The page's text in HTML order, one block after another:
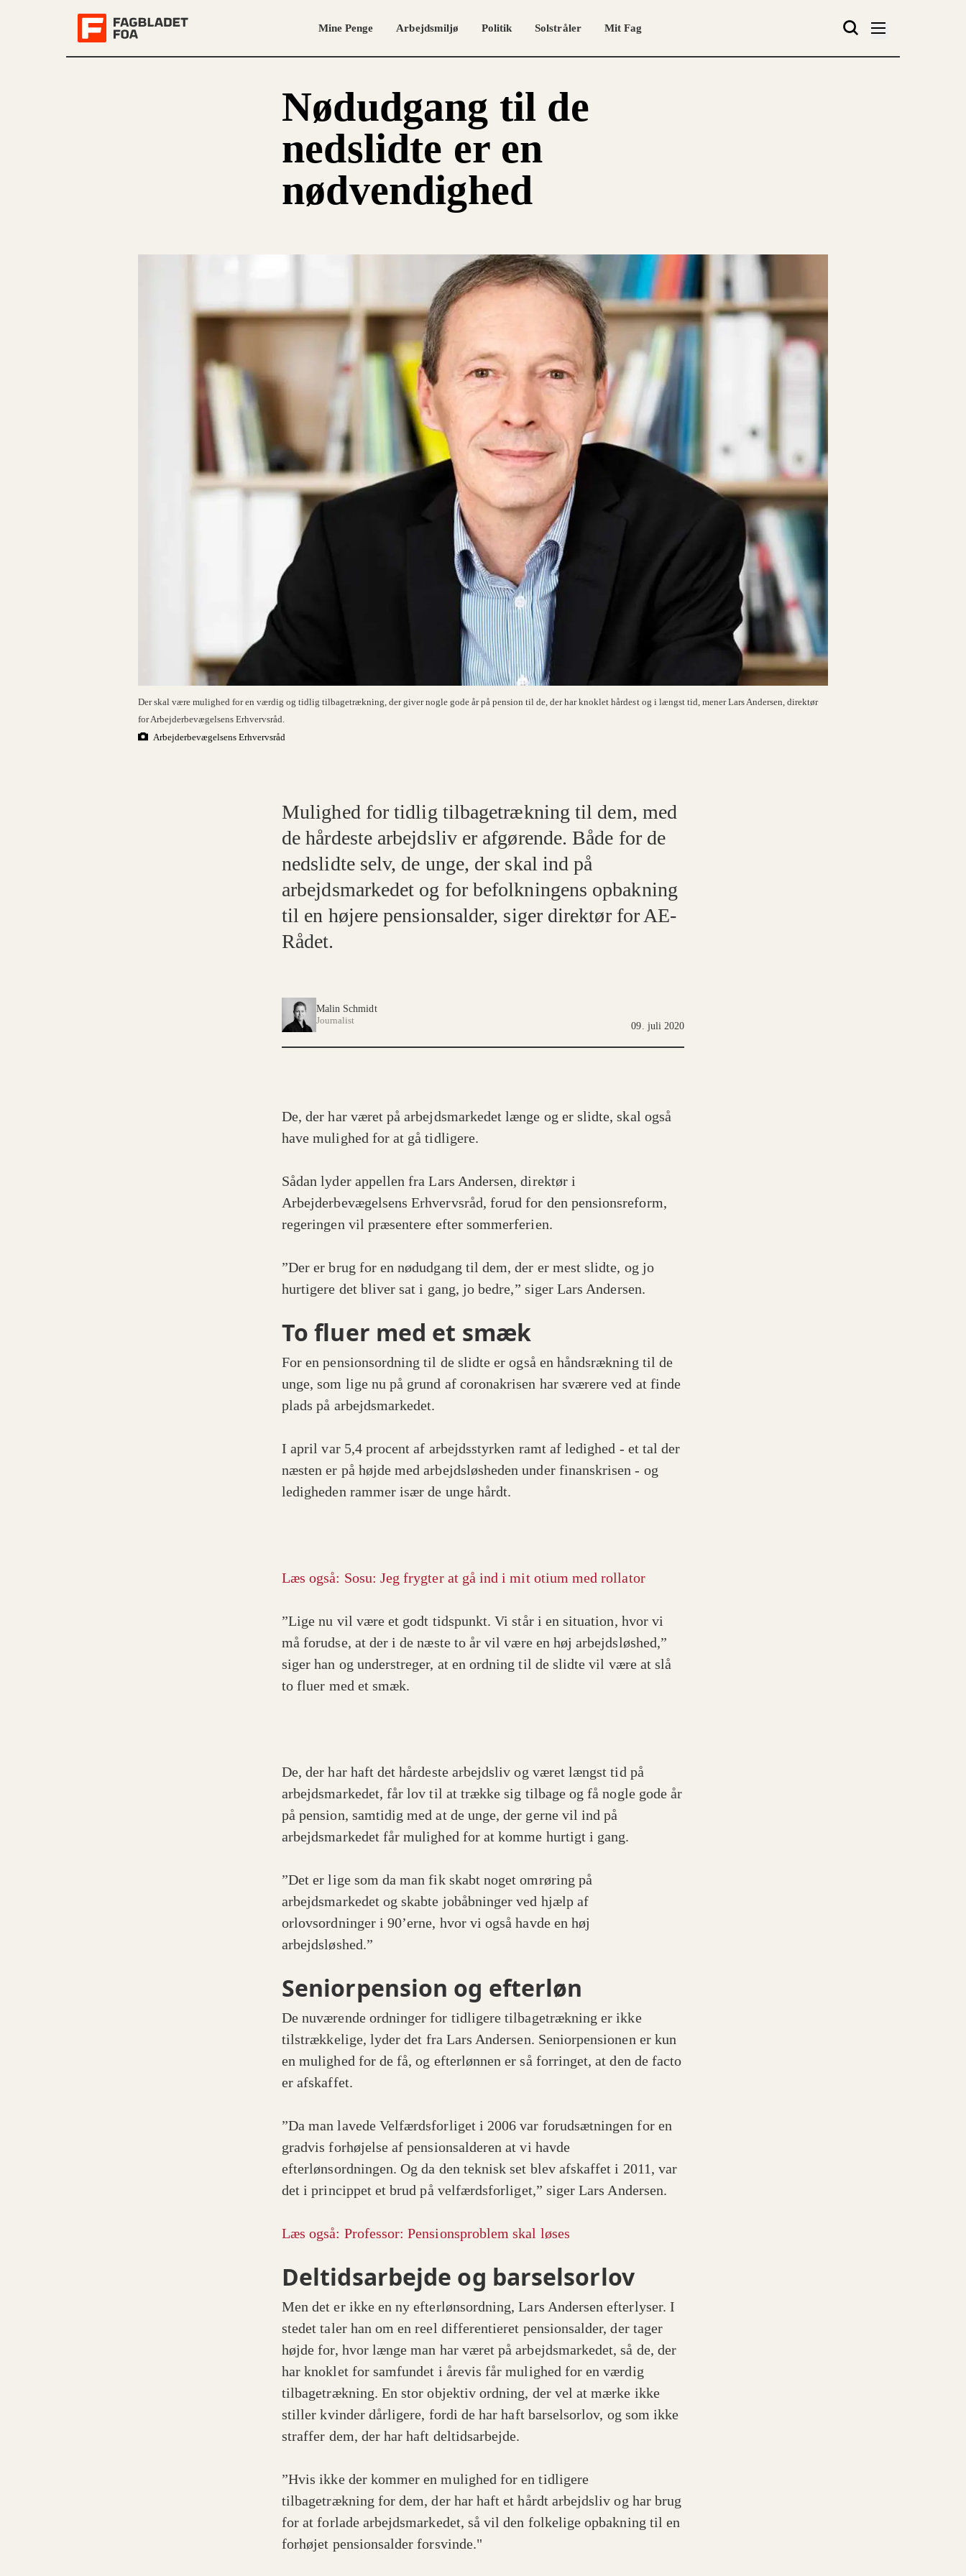
Mine Penge Arbejdsmiljø Politik Solstråler Mit Fag
Nødudgang til de
nedslidte er en
nødvendighed
Der skal være mulighed for en værdig og tidlig tilbagetrækning, der giver nogle gode år på pension til de, der har knoklet hårdest og i længst tid, mener Lars Andersen, direktør
for Arbejderbevægelsens Erhvervsråd.
Arbejderbevægelsens Erhvervsråd
Mulighed for tidlig tilbagetrækning til dem, med
de hårdeste arbejdsliv er afgørende. Både for de
nedslidte selv, de unge, der skal ind på
arbejdsmarkedet og for befolkningens opbakning
til en højere pensionsalder, siger direktør for AE-
Rådet.
Malin Schmidt
Journalist
09. juli 2020
De, der har været på arbejdsmarkedet længe og er slidte, skal også
have mulighed for at gå tidligere.
Sådan lyder appellen fra Lars Andersen, direktør i
Arbejderbevægelsens Erhvervsråd, forud for den pensionsreform,
regeringen vil præsentere efter sommerferien.
”Der er brug for en nødudgang til dem, der er mest slidte, og jo
hurtigere det bliver sat i gang, jo bedre,” siger Lars Andersen.
To fluer med et smæk
For en pensionsordning til de slidte er også en håndsrækning til de
unge, som lige nu på grund af coronakrisen har sværere ved at finde
plads på arbejdsmarkedet.
I april var 5,4 procent af arbejdsstyrken ramt af ledighed - et tal der
næsten er på højde med arbejdsløsheden under finanskrisen - og
ledigheden rammer især de unge hårdt.
Læs også: Sosu: Jeg frygter at gå ind i mit otium med rollator
”Lige nu vil være et godt tidspunkt. Vi står i en situation, hvor vi
må forudse, at der i de næste to år vil være en høj arbejdsløshed,”
siger han og understreger, at en ordning til de slidte vil være at slå
to fluer med et smæk.
De, der har haft det hårdeste arbejdsliv og været længst tid på
arbejdsmarkedet, får lov til at trække sig tilbage og få nogle gode år
på pension, samtidig med at de unge, der gerne vil ind på
arbejdsmarkedet får mulighed for at komme hurtigt i gang.
”Det er lige som da man fik skabt noget omrøring på
arbejdsmarkedet og skabte jobåbninger ved hjælp af
orlovsordninger i 90’erne, hvor vi også havde en høj
arbejdsløshed.”
Seniorpension og efterløn
De nuværende ordninger for tidligere tilbagetrækning er ikke
tilstrækkelige, lyder det fra Lars Andersen. Seniorpensionen er kun
en mulighed for de få, og efterlønnen er så forringet, at den de facto
er afskaffet.
”Da man lavede Velfærdsforliget i 2006 var forudsætningen for en
gradvis forhøjelse af pensionsalderen at vi havde
efterlønsordningen. Og da den teknisk set blev afskaffet i 2011, var
det i princippet et brud på velfærdsforliget,” siger Lars Andersen.
Læs også: Professor: Pensionsproblem skal løses
Deltidsarbejde og barselsorlov
Men det er ikke en ny efterlønsordning, Lars Andersen efterlyser. I
stedet taler han om en reel differentieret pensionsalder, der tager
højde for, hvor længe man har været på arbejdsmarkedet, så de, der
har knoklet for samfundet i årevis får mulighed for en værdig
tilbagetrækning. En stor objektiv ordning, der vel at mærke ikke
stiller kvinder dårligere, fordi de har haft barselsorlov, og som ikke
straffer dem, der har haft deltidsarbejde.
”Hvis ikke der kommer en mulighed for en tidligere
tilbagetrækning for dem, der har haft et hårdt arbejdsliv og har brug
for at forlade arbejdsmarkedet, så vil den folkelige opbakning til en
forhøjet pensionsalder forsvinde."